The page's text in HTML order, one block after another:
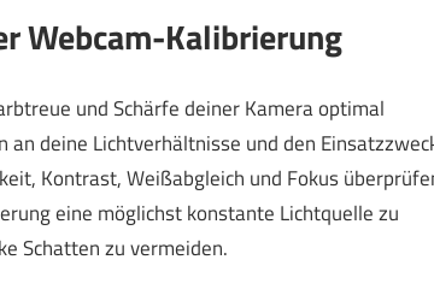
Webcam-Kalibrierung
und Schärfe deiner Kamera optimal
deine Lichtverhältnisse und den
Kontrast, Weißabgleich und Fokus
eine möglichst konstante Lichtquelle zu
Schatten zu vermeiden.